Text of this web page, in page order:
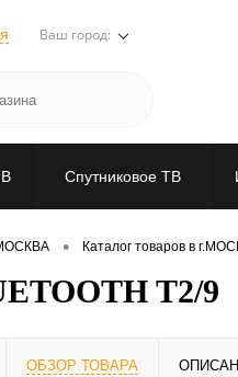
Ваш город:
Спутниковое ТВ
МОСКВА • Каталог товаров в
T2/9
ОБЗОР ТОВАРА